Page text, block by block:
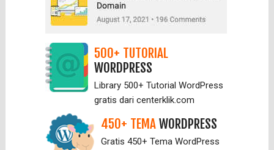
500+ TUTORIAL
WORDPRESS
Library 500+ Tutorial WordPress
gratis dari centerklik.com
450+ TEMAWORDPRESS
Gratis 450+ Tema WordPress